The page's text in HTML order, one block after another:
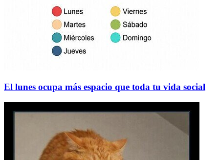
El lunes ocupa más espacio que toda tu vida social